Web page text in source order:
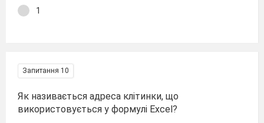
1
Запитання 10
Як називається адреса клітинки, що
використовується у формулі Excel?